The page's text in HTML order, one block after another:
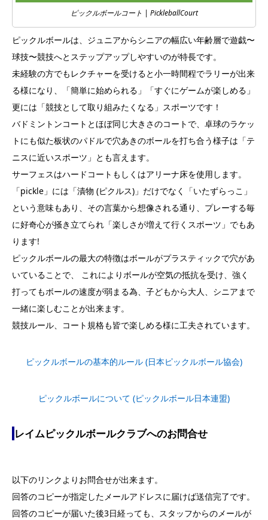
ピックルボールコート | PickleballCourt
ピックルボールは、ジュニアからシニアの幅広い年齢層で遊戯〜
球技〜競技へとステップアップしやすいのが特長です。
未経験の方でもレクチャーを受けると小一時間程でラリーが出来
る様になり、「簡単に始められる」「すぐにゲームが楽しめる」
更には「競技として取り組みたくなる」スポーツです！
バドミントンコートとほぼ同じ大きさのコートで、卓球のラケッ
トにも似た板状のパドルで穴あきのボールを打ち合う様子は「テ
ニスに近いスポーツ」とも言えます。
サーフェスはハードコートもしくはアリーナ床を使用します。
「pickle」には「漬物 (ピクルス)」だけでなく「いたずらっこ」
という意味もあり、その言葉から想像される通り、プレーする毎
に好奇心が掻き立てられ「楽しさが増えて行くスポーツ」でもあ
ります!
ピックルボールの最大の特徴はボールがプラスティックで穴があ
いていることで、 これによりボールが空気の抵抗を受け、強く
打ってもボールの速度が弱まる為、子どもから大人、シニアまで
一緒に楽しむことが出来ます。
競技ルール、コート規格も皆で楽しめる様に工夫されています。
ピックルボールの基本的ルール (日本ピックルボール協会)
ピックルボールについて (ピックルボール日本連盟)
レイムピックルボールクラブへのお問合せ
以下のリンクよりお問合せが出来ます。
回答のコピーが指定したメールアドレスに届けば送信完了です。
回答のコピーが届いた後3日経っても、スタッフからのメールが